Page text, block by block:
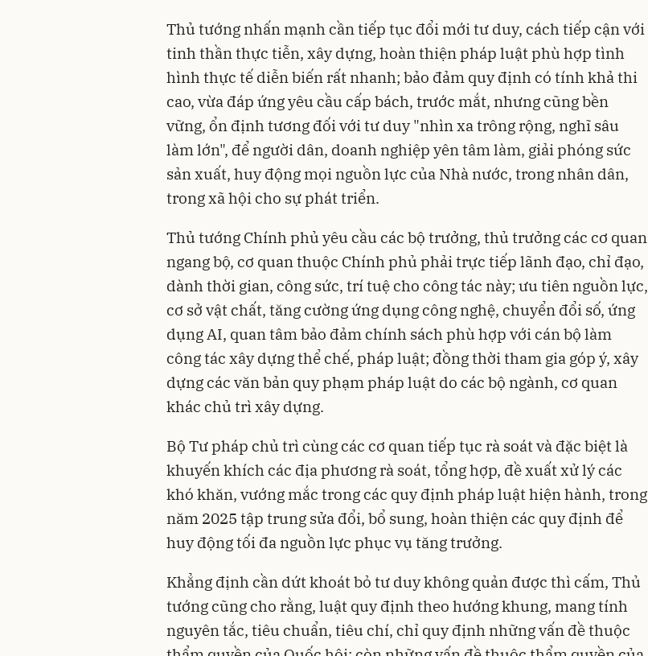
Thủ tướng nhấn mạnh cần tiếp tục đổi mới tư duy, cách tiếp cận với
tinh thần thực tiễn, xây dựng, hoàn thiện pháp luật phù hợp tình
hình thực tế diễn biến rất nhanh; bảo đảm quy định có tính khả thi
cao, vừa đáp ứng yêu cầu cấp bách, trước mắt, nhưng cũng bền
vững, ổn định tương đối với tư duy "nhìn xa trông rộng, nghĩ sâu
làm lớn", để người dân, doanh nghiệp yên tâm làm, giải phóng sức
sản xuất, huy động mọi nguồn lực của Nhà nước, trong nhân dân,
trong xã hội cho sự phát triển.
Thủ tướng Chính phủ yêu cầu các bộ trưởng, thủ trưởng các cơ quan
ngang bộ, cơ quan thuộc Chính phủ phải trực tiếp lãnh đạo, chỉ đạo,
dành thời gian, công sức, trí tuệ cho công tác này; ưu tiên nguồn lực,
cơ sở vật chất, tăng cường ứng dụng công nghệ, chuyển đổi số, ứng
dụng AI, quan tâm bảo đảm chính sách phù hợp với cán bộ làm
công tác xây dựng thể chế, pháp luật; đồng thời tham gia góp ý, xây
dựng các văn bản quy phạm pháp luật do các bộ ngành, cơ quan
khác chủ trì xây dựng.
Bộ Tư pháp chủ trì cùng các cơ quan tiếp tục rà soát và đặc biệt là
khuyến khích các địa phương rà soát, tổng hợp, đề xuất xử lý các
khó khăn, vướng mắc trong các quy định pháp luật hiện hành, trong
năm 2025 tập trung sửa đổi, bổ sung, hoàn thiện các quy định để
huy động tối đa nguồn lực phục vụ tăng trưởng.
Khẳng định cần dứt khoát bỏ tư duy không quản được thì cấm, Thủ
tướng cũng cho rằng, luật quy định theo hướng khung, mang tính
nguyên tắc, tiêu chuẩn, tiêu chí, chỉ quy định những vấn đề thuộc